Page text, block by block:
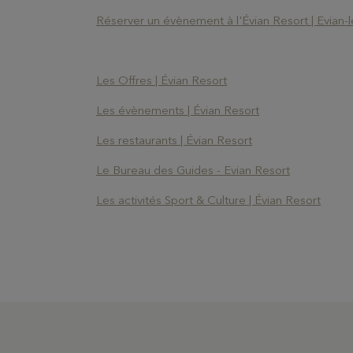
The Amundi Evian
Championship
Réserver un évènement à l'Évian Resort | Evian-
Les Offres | Évian Resort
Les évènements | Évian Resort
Les restaurants | Évian Resort
Le Bureau des Guides - Evian Resort
Les activités Sport & Culture | Évian Resort